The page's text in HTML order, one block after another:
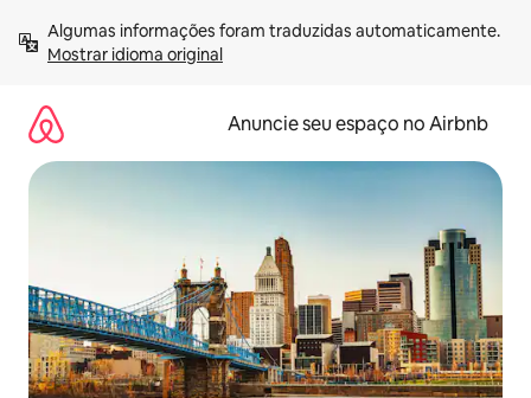
para
Mostrar idioma original
Anuncie seu espaço no Airbnb